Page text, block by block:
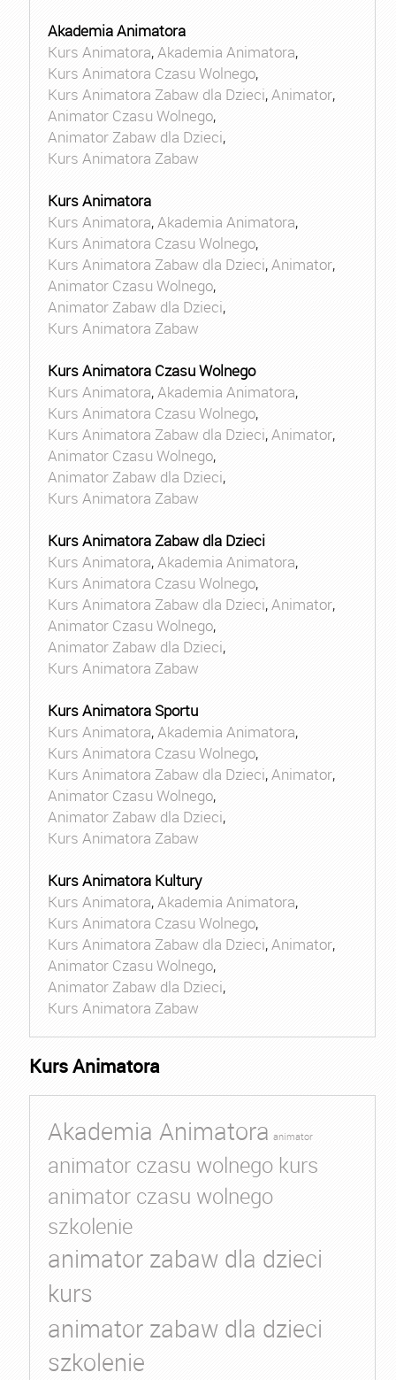
Akademia Animatora
Kurs Animatora,Akademia Animatora,
Kurs Animatora Czasu Wolnego,
Kurs Animatora Zabaw dla Dzieci,Animator,
Animator Czasu Wolnego,
Animator Zabaw dla Dzieci,
Kurs Animatora Zabaw
Kurs Animatora
Kurs Animatora,Akademia Animatora,
Kurs Animatora Czasu Wolnego,
Kurs Animatora Zabaw dla Dzieci,Animator,
Animator Czasu Wolnego,
Animator Zabaw dla Dzieci,
Kurs Animatora Zabaw
Kurs Animatora Czasu Wolnego
Kurs Animatora,Akademia Animatora,
Kurs Animatora Czasu Wolnego,
Kurs Animatora Zabaw dla Dzieci,Animator,
Animator Czasu Wolnego,
Animator Zabaw dla Dzieci,
Kurs Animatora Zabaw
Kurs Animatora Zabaw dla Dzieci
Kurs Animatora,Akademia Animatora,
Kurs Animatora Czasu Wolnego,
Kurs Animatora Zabaw dla Dzieci,Animator,
Animator Czasu Wolnego,
Animator Zabaw dla Dzieci,
Kurs Animatora Zabaw
Kurs Animatora Sportu
Kurs Animatora,Akademia Animatora,
Kurs Animatora Czasu Wolnego,
Kurs Animatora Zabaw dla Dzieci,Animator,
Animator Czasu Wolnego,
Animator Zabaw dla Dzieci,
Kurs Animatora Zabaw
Kurs Animatora Kultury
Kurs Animatora,Akademia Animatora,
Kurs Animatora Czasu Wolnego,
Kurs Animatora Zabaw dla Dzieci,Animator,
Animator Czasu Wolnego,
Animator Zabaw dla Dzieci,
Kurs Animatora Zabaw
Kurs Animatora
Akademia Animatora animator
animator czasu wolnego kurs
animator czasu wolnego
szkolenie
animator zabaw dla dzieci
kurs
animator zabaw dla dzieci
szkolenie